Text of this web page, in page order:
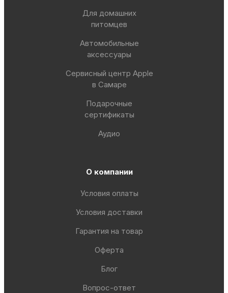
Для домашних
питомцев
Автомобильные
аксессуары
Сервисный центр Apple
в Самаре
Подарочные
сертификаты
Аудио
О компании
Условия оплаты
Условия доставки
Гарантия на товар
Оферта
Блог
Вопрос-ответ